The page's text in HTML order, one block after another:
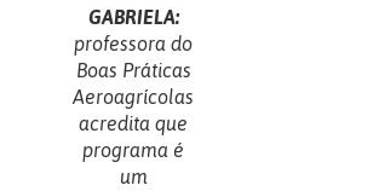
GABRIELA:
professora do
Boas Práticas
Aeroagrícolas
acredita que
programa é
um